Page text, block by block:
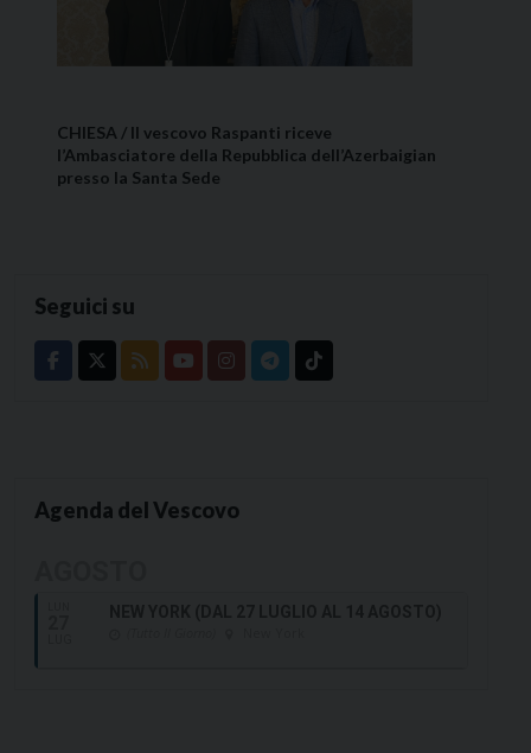
CHIESA / Il vescovo Raspanti riceve
l’Ambasciatore della Repubblica dell’Azerbaigian
presso la Santa Sede
Seguici su
Agenda del Vescovo